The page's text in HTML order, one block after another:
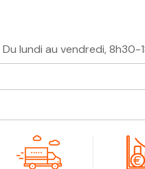
Du lundi au vendredi, 8h30-